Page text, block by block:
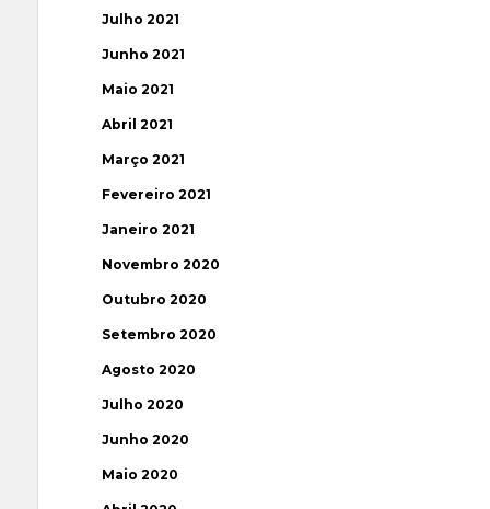
Julho 2021
Junho 2021
Maio 2021
Abril 2021
Março 2021
Fevereiro 2021
Janeiro 2021
Novembro 2020
Outubro 2020
Setembro 2020
Agosto 2020
Julho 2020
Junho 2020
Maio 2020